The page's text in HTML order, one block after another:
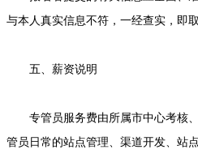
与本人真实信息不符，一经查实，即
五、薪资说明
专管员服务费由所属市中心考核、
管员日常的站点管理、渠道开发、站